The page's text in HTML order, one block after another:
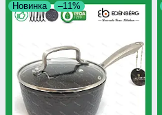
Новинка –11%